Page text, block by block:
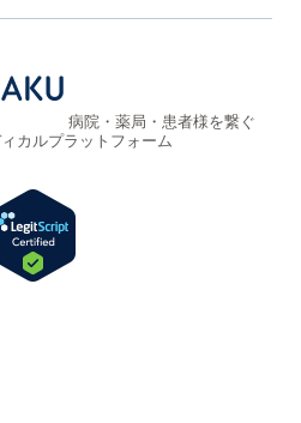
病院・薬局・患者様を繋ぐ
カルプラットフォーム